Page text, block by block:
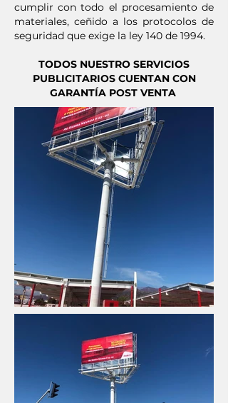
cumplir con todo el procesamiento de
materiales, ceñido a los protocolos de
seguridad que exige la ley 140 de 1994.
TODOS NUESTRO SERVICIOS
PUBLICITARIOS CUENTAN CON
GARANTÍAPOST VENTA